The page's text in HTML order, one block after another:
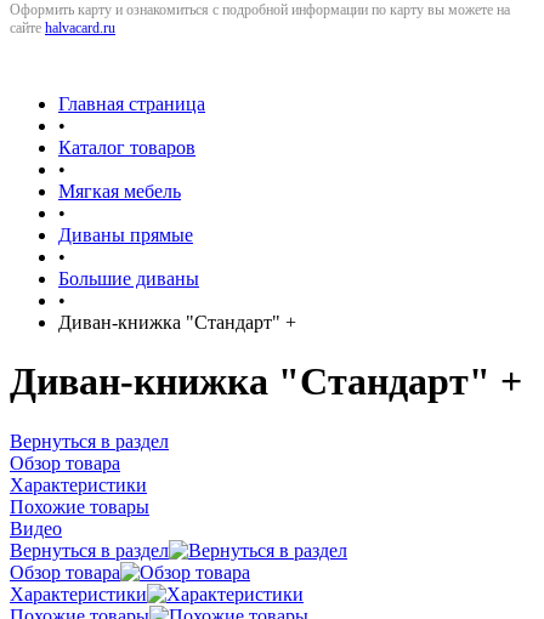
Оформить карту и ознакомиться с подробной информации по карту вы можете на
сайте halvacard.ru
Главная страница
•
Каталог товаров
•
Мягкая мебель
•
Диваны прямые
•
Большие диваны
•
Диван-книжка "Стандарт" +
Диван-книжка "Стандарт" +
Вернуться в раздел
Обзор товара
Характеристики
Похожие товары
Видео
Вернуться в раздел
Обзор товара
Характеристики